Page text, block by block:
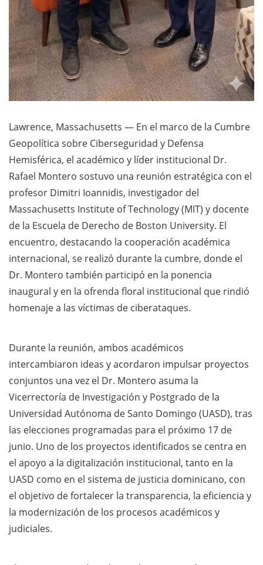
Lawrence, Massachusetts — En el marco de la Cumbre
Geopolítica sobre Ciberseguridad y Defensa
Hemisférica, el académico y líder institucional Dr.
Rafael Montero sostuvo una reunión estratégica con el
profesor Dimitri Ioannidis, investigador del
Massachusetts Institute of Technology (MIT) y docente
de la Escuela de Derecho de Boston University. El
encuentro, destacando la cooperación académica
internacional, se realizó durante la cumbre, donde el
Dr. Montero también participó en la ponencia
inaugural y en la ofrenda floral institucional que rindió
homenaje a las víctimas de ciberataques.
Durante la reunión, ambos académicos
intercambiaron ideas y acordaron impulsar proyectos
conjuntos una vez el Dr. Montero asuma la
Vicerrectoría de Investigación y Postgrado de la
Universidad Autónoma de Santo Domingo (UASD), tras
las elecciones programadas para el próximo 17 de
junio. Uno de los proyectos identificados se centra en
el apoyo a la digitalización institucional, tanto en la
UASD como en el sistema de justicia dominicano, con
el objetivo de fortalecer la transparencia, la eficiencia y
la modernización de los procesos académicos y
judiciales.